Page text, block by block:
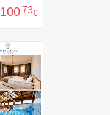
100'73€